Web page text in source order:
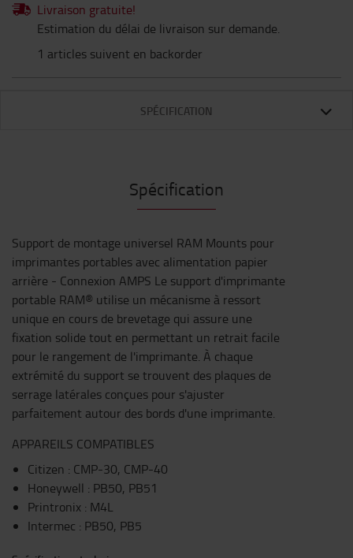
Livraison gratuite!
Estimation du délai de livraison sur demande.
1 articles suivent en backorder
SPÉCIFICATION
Spécification
Support de montage universel RAM Mounts pour
imprimantes portables avec alimentation papier
arrière - Connexion AMPS Le support d'imprimante
portable RAM® utilise un mécanisme à ressort
unique en cours de brevetage qui assure une
fixation solide tout en permettant un retrait facile
pour le rangement de l'imprimante. À chaque
extrémité du support se trouvent des plaques de
serrage latérales conçues pour s'ajuster
parfaitement autour des bords d'une imprimante.
APPAREILS COMPATIBLES
Citizen : CMP-30, CMP-40
Honeywell : PB50, PB51
Printronix : M4L
Intermec : PB50, PB5